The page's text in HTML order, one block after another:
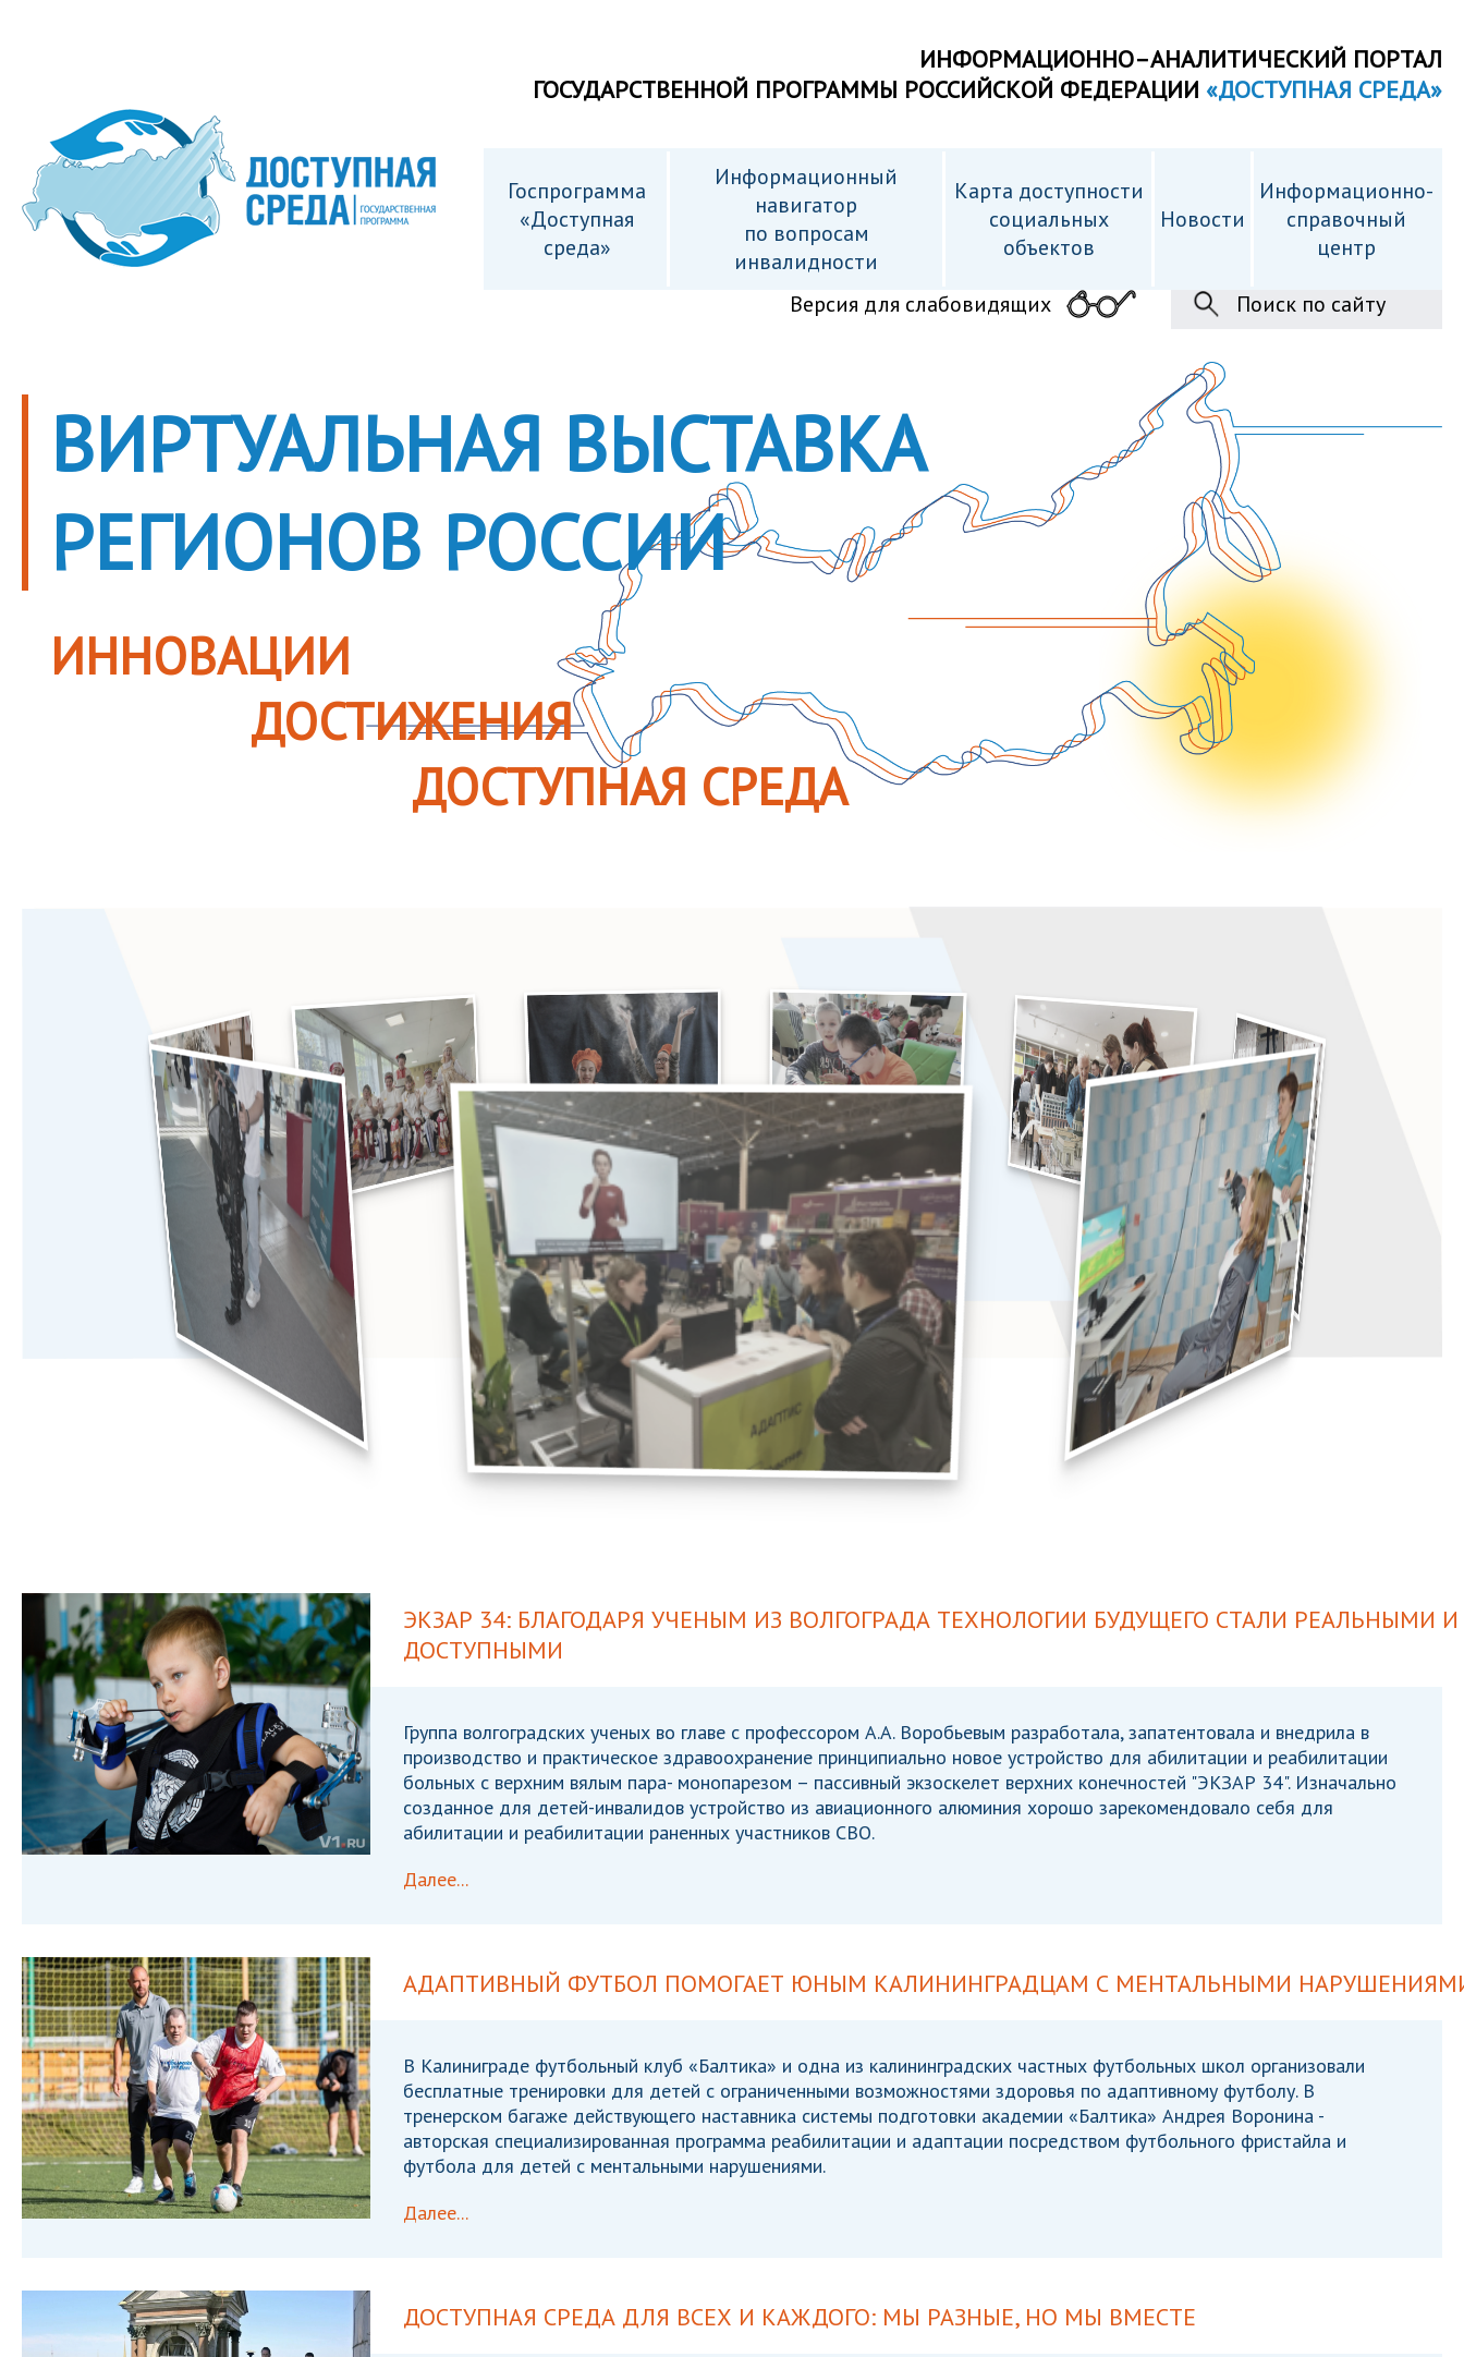
ИНФОРМАЦИОННО–АНАЛИТИЧЕСКИЙ ПОРТАЛ
ГОСУДАРСТВЕННОЙ ПРОГРАММЫ РОССИЙСКОЙ ФЕДЕРАЦИИ «ДОСТУПНАЯ СРЕДА»
Госпрограмма
«Доступная
среда»
Информационный
навигатор
по вопросам
инвалидности
Карта доступности
cоциальных
объектов
Новости
Информационно-
справочный
центр
Версия для слабовидящих
Поиск по сайту
ВИРТУАЛЬНАЯ ВЫСТАВКА
РЕГИОНОВ РОССИИ
ИННОВАЦИИ
ДОСТИЖЕНИЯ
ДОСТУПНАЯ СРЕДА
ЭКЗАР 34: БЛАГОДАРЯ УЧЕНЫМ ИЗ ВОЛГОГРАДА ТЕХНОЛОГИИ БУДУЩЕГО СТАЛИ РЕАЛЬНЫМИ И
ДОСТУПНЫМИ
Группа волгоградских ученых во главе с профессором А.А. Воробьевым разработала, запатентовала и внедрила в
производство и практическое здравоохранение принципиально новое устройство для абилитации и реабилитации
больных с верхним вялым пара- монопарезом – пассивный экзоскелет верхних конечностей "ЭКЗАР 34". Изначально
созданное для детей-инвалидов устройство из авиационного алюминия хорошо зарекомендовало себя для
абилитации и реабилитации раненных участников СВО.
Далее...
АДАПТИВНЫЙ ФУТБОЛ ПОМОГАЕТ ЮНЫМ КАЛИНИНГРАДЦАМ С МЕНТАЛЬНЫМИ
В Калиниграде футбольный клуб «Балтика» и одна из калининградских частных футбольных школ организовали
бесплатные тренировки для детей с ограниченными возможностями здоровья по адаптивному футболу. В
тренерском багаже действующего наставника системы подготовки академии «Балтика» Андрея Воронина -
авторская специализированная программа реабилитации и адаптации посредством футбольного фристайла и
футбола для детей с ментальными нарушениями.
Далее...
ДОСТУПНАЯ СРЕДА ДЛЯ ВСЕХ И КАЖДОГО: МЫ РАЗНЫЕ, НО МЫ ВМЕСТЕ